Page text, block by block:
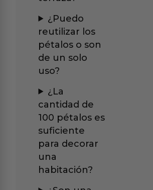
¿Puedo
reutilizar los
pétalos o son
de un solo
uso?
¿La
cantidad de
100 pétalos es
suficiente
para decorar
una
habitación?